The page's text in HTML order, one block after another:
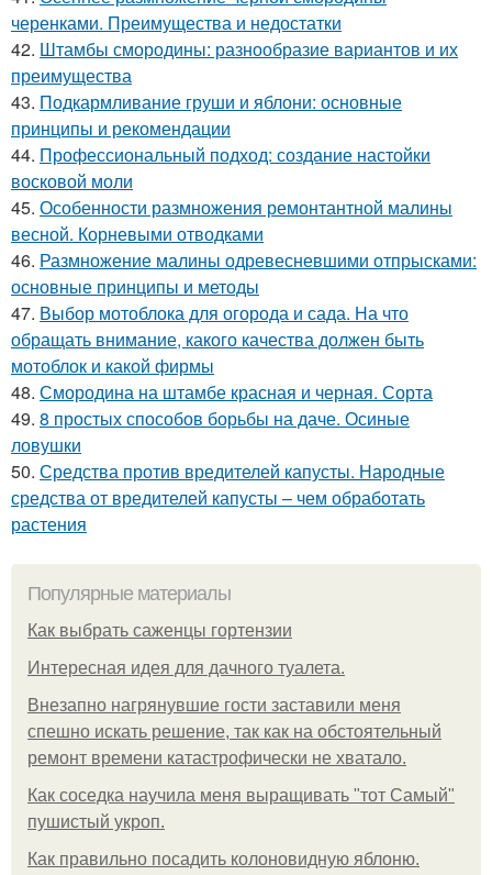
черенками. Преимущества и недостатки
42. Штамбы смородины: разнообразие вариантов и их
преимущества
43. Подкармливание груши и яблони: основные
принципы и рекомендации
44. Профессиональный подход: создание настойки
восковой моли
45. Особенности размножения ремонтантной малины
весной. Корневыми отводками
46. Размножение малины одревесневшими отпрысками:
основные принципы и методы
47. Выбор мотоблока для огорода и сада. На что
обращать внимание, какого качества должен быть
мотоблок и какой фирмы
48. Смородина на штамбе красная и черная. Сорта
49. 8 простых способов борьбы на даче. Осиные
ловушки
50. Средства против вредителей капусты. Народные
средства от вредителей капусты – чем обработать
растения
Популярные материалы
Как выбрать саженцы гортензии
Интересная идея для дачного туалета.
Внезапно нагрянувшие гости заставили меня
спешно искать решение, так как на обстоятельный
ремонт времени катастрофически не хватало.
Как соседка научила меня выращивать "тот Самый"
пушистый укроп.
Как правильно посадить колоновидную яблоню.